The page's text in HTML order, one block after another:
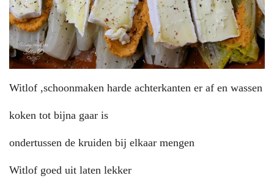
Witlof ,schoonmaken harde achterkanten er af en wassen
koken tot bijna gaar is
ondertussen de kruiden bij elkaar mengen
Witlof goed uit laten lekker